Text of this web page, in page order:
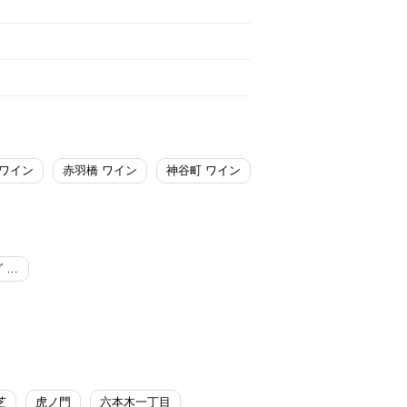
イン 赤羽橋 ワイン 神谷町 ワイン
ブッフェダイニング ポルト／東京プリンスホテル
虎ノ門 六本木一丁目